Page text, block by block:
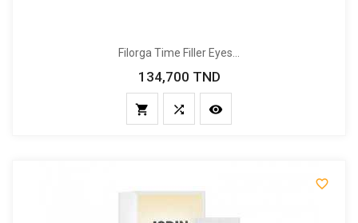
Filorga Time Filler Eyes...
Prix
134,700 TND
  
